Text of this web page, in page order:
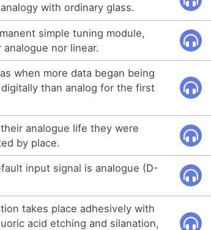
with ordinary glass.
simple tuning module,
analogue nor linear.
when more data began being
than analog for the first
analogue life they were
by place.
input signal is analogue (D-
takes place adhesively with
acid etching and silanation,